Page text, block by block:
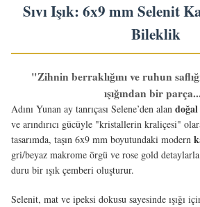
Sıvı Işık: 6x9 mm Selenit
Bileklik
"Zihnin berraklığını ve ruhun
ışığından bir
Adını Yunan ay tanrıçası Selene’den alan
ve arındırıcı gücüyle "kristallerin kraliçesi"
tasarımda, taşın 6x9 mm boyutundaki modern
gri/beyaz makrome örgü ve rose gold
duru bir ışık çemberi oluşturur.
Selenit, mat ve ipeksi dokusu sayesinde ışığı